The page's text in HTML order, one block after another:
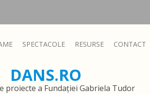
SPECTACOLE RESURSE CONTACT
DANS.RO
proiecte a Fundației Gabriela Tudor